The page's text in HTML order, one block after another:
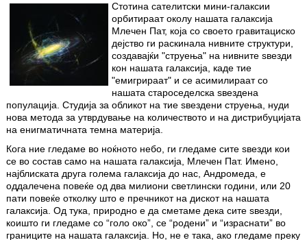
Стотина сателитски мини-галаксии
орбитираат околу нашата галаксија
Млечен Пат, која со своето гравитациско
дејство ги раскинала нивните структури,
создавајќи "струења" на нивните ѕвезди
кон нашата галаксија, каде тие
"емигрираат" и се асимилираат со
нашата староседелска ѕвездена
популација. Студија за обликот на тие ѕвездени струења, нуди
нова метода за утврдување на количеството и на дистрибуцијата
на енигматичната темна материја.
Кога ние гледаме во ноќното небо, ги гледаме сите ѕвезди кои
се во состав само на нашата галаксија, Млечен Пат. Имено,
најблиската друга голема галаксија до нас, Андромеда, е
оддалечена повеќе од два милиони светлински години, или 20
пати повеќе отколку што е пречникот на дискот на нашата
галаксија. Од тука, природно е да сметаме дека сите ѕвезди,
коишто ги гледаме со “голо око”, се “родени” и “израснати” во
границите на нашата галаксија. Но, не е така, ако гледаме преку